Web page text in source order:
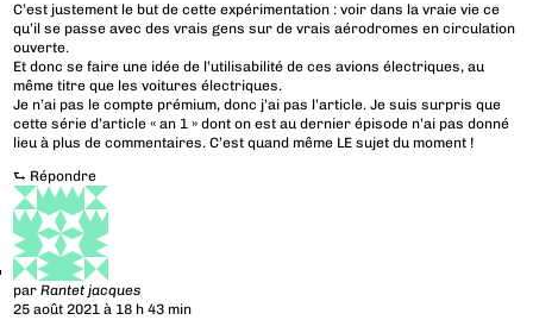
C’est justement le but de cette expérimentation : voir dans la vraie vie ce
qu’il se passe avec des vrais gens sur de vrais aérodromes en circulation
ouverte.
Et donc se faire une idée de l’utilisabilité de ces avions électriques, au
même titre que les voitures électriques.
Je n’ai pas le compte prémium, donc j’ai pas l’article. Je suis surpris que
cette série d’article « an 1 » dont on est au dernier épisode n’ai pas donné
lieu à plus de commentaires. C’est quand même LE sujet du moment !
⮑ Répondre
parRantet jacques
25 août 2021 à 18 h 43 min